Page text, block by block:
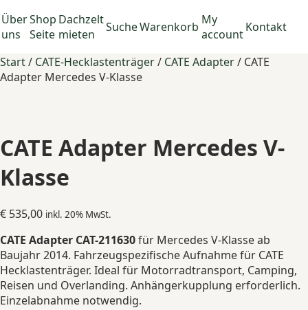
Über
uns
Shop
Seite
Dachzelt
mieten
SucheWarenkorb My
account Kontakt
Start/ CATE-Hecklastenträger/ CATE Adapter/ CATE
Adapter Mercedes V-Klasse
CATE Adapter Mercedes V-
Klasse
€ 535,00 inkl. 20% MwSt.
CATE Adapter CAT-211630für Mercedes V-Klasse ab
Baujahr 2014. Fahrzeugspezifische Aufnahme für CATE
Hecklastenträger. Ideal für Motorradtransport, Camping,
Reisen und Overlanding. Anhängerkupplung erforderlich.
Einzelabnahme notwendig.